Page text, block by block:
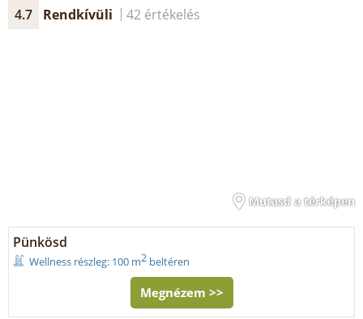
4.7 Rendkívüli 42 értékelés
Mutasd a térképen
Pünkösd
Wellness részleg: 100 m2 beltéren
Megnézem >>